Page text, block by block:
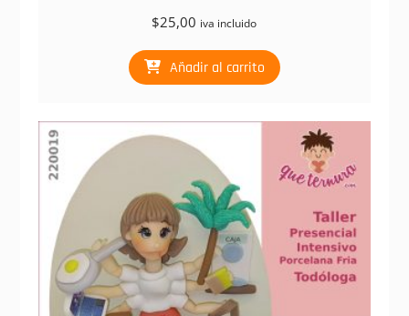
$25,00 iva incluido
Añadir al carrito